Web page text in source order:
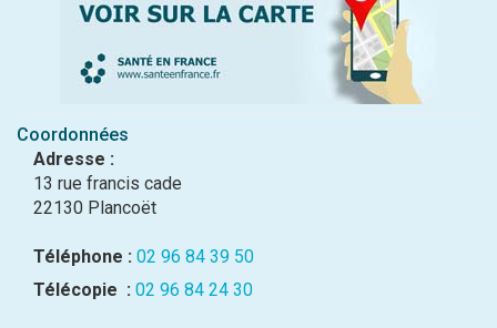
Coordonnées
Adresse :
13 rue francis cade
22130 Plancoët
Téléphone : 02 96 84 39 50
Télécopie : 02 96 84 24 30